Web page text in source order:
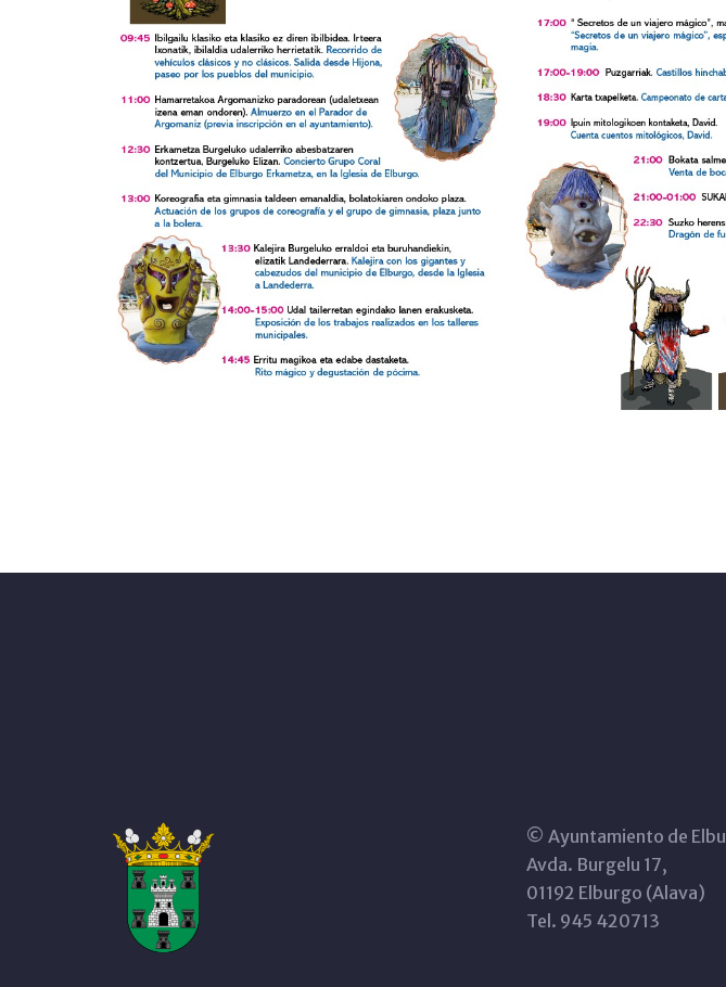
© Ayuntamiento de
Avda. Burgelu 17,
01192 Elburgo (Alava)
Tel. 945 420713